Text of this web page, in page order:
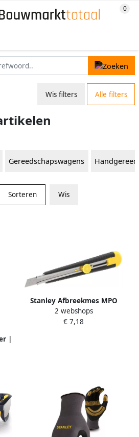
Wis filters Alle filters
Gereedschapswagens
Sorteren Wis
|
Stanley Afbreekmes MPO
9mm 0-10-409
2 webshops
€ 7,18